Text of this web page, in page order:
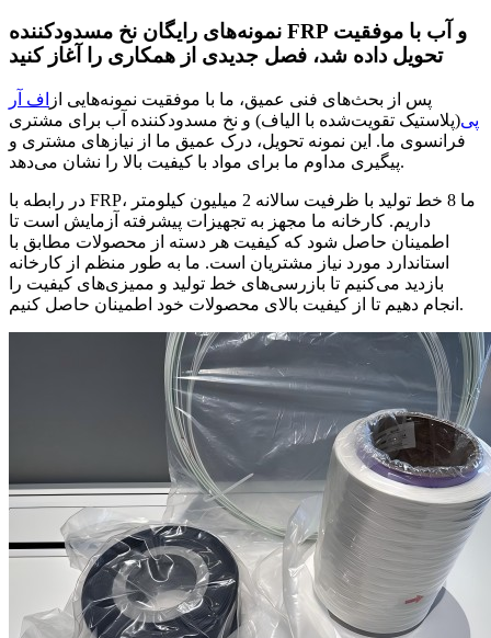
نمونه‌های رایگان نخ مسدودکننده FRP و آب با موفقیت
تحویل داده شد، فصل جدیدی از همکاری را آغاز کنید
پس از بحث‌های فنی عمیق، ما با موفقیت نمونه‌هایی از اف آر
پی(پلاستیک تقویت‌شده با الیاف) و نخ مسدودکننده آب برای مشتری
فرانسوی ما. این نمونه تحویل، درک عمیق ما از نیازهای مشتری و
پیگیری مداوم ما برای مواد با کیفیت بالا را نشان می‌دهد.
در رابطه با FRP، ما 8 خط تولید با ظرفیت سالانه 2 میلیون کیلومتر
داریم. کارخانه ما مجهز به تجهیزات پیشرفته آزمایش است تا
اطمینان حاصل شود که کیفیت هر دسته از محصولات مطابق با
استاندارد مورد نیاز مشتریان است. ما به طور منظم از کارخانه
بازدید می‌کنیم تا بازرسی‌های خط تولید و ممیزی‌های کیفیت را
انجام دهیم تا از کیفیت بالای محصولات خود اطمینان حاصل کنیم.